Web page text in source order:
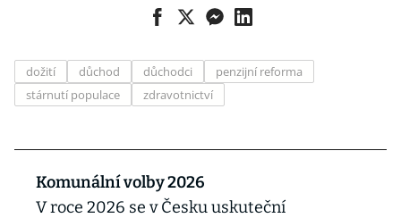
dožití důchod důchodci
penzijní reforma
stárnutí populace
zdravotnictví
Komunální volby 2026
V roce 2026 se v Česku uskuteční